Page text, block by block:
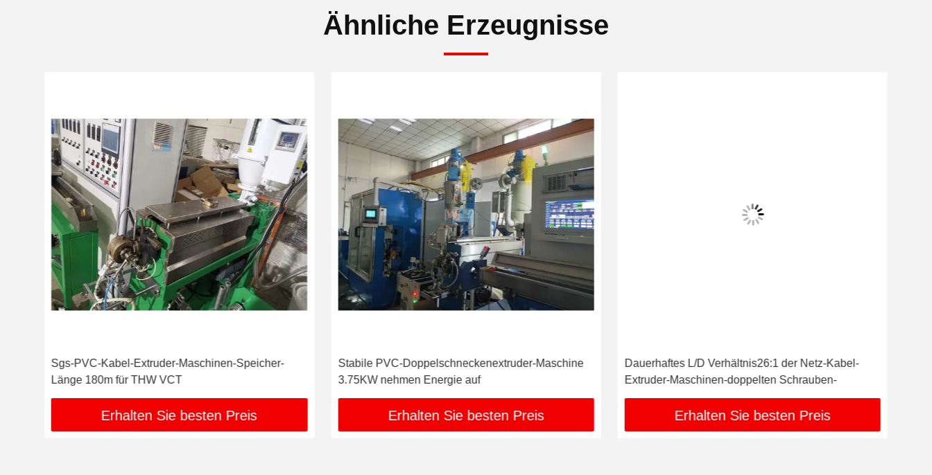
Ähnliche Erzeugnisse
Sgs-PVC-Kabel-Extruder-Maschinen-Speicher-
Länge 180m für THW VCT
Erhalten Sie besten Preis
Stabile PVC-Doppelschneckenextruder-Maschine
3.75KW nehmen Energie auf
Erhalten Sie besten Preis
Dauerhaftes L/D Verhältnis26:1 der Netz-Kabel-
Extruder-Maschinen-doppelten Schrauben-
Erhalten Sie besten Preis